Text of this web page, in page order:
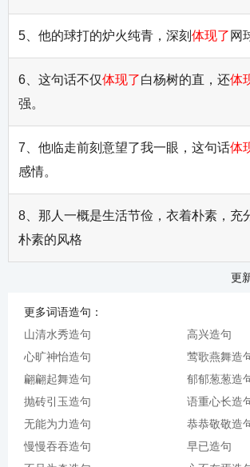
5、他的球打的炉火纯青，深刻 体现了 网
6、这句话不仅体现了白杨树的直，还体
强。
7、他临走前刻意望了我一眼，这句话体
感情。
8、那人一概是生活节俭，衣着朴素，充
朴素的风格
更
更多词语造句：
山清水秀造句
高兴造句
心旷神怡造句
莺歌燕舞造
翩翩起舞造句
郁郁葱葱造
抛砖引玉造句
语重心长造
无能为力造句
恭恭敬敬造
慢慢吞吞造句
早已造句